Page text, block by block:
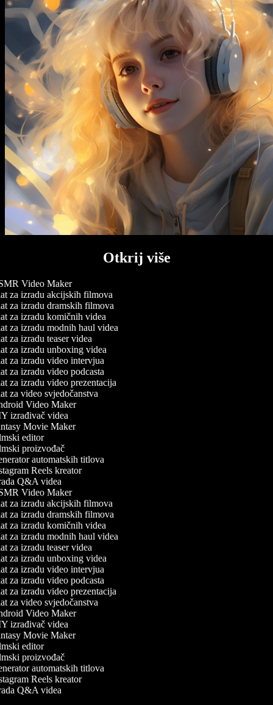
Otkrij više
Video Maker
za izradu akcijskih filmova
za izradu dramskih filmova
za izradu komičnih videa
za izradu modnih haul videa
za izradu teaser videa
za izradu unboxing videa
za izradu video intervjua
za izradu video podcasta
za izradu video prezentacija
za video svjedočanstva
Video Maker
izrađivač videa
Movie Maker
editor
proizvođač
automatskih titlova
Reels kreator
Q&A videa
Video Maker
za izradu akcijskih filmova
za izradu dramskih filmova
za izradu komičnih videa
za izradu modnih haul videa
za izradu teaser videa
za izradu unboxing videa
za izradu video intervjua
za izradu video podcasta
za izradu video prezentacija
za video svjedočanstva
Video Maker
izrađivač videa
Movie Maker
editor
proizvođač
automatskih titlova
Reels kreator
Q&A videa